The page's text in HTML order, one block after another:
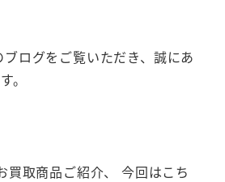
ログをご覧いただき、誠にあ
。
買取商品ご紹介、 今回はこち